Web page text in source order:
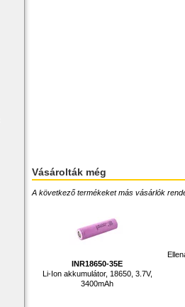
Vásárolták még
A következő termékeket más vásárlók
INR18650-35E
Li-Ion akkumulátor, 18650, 3.7V,
3400mAh